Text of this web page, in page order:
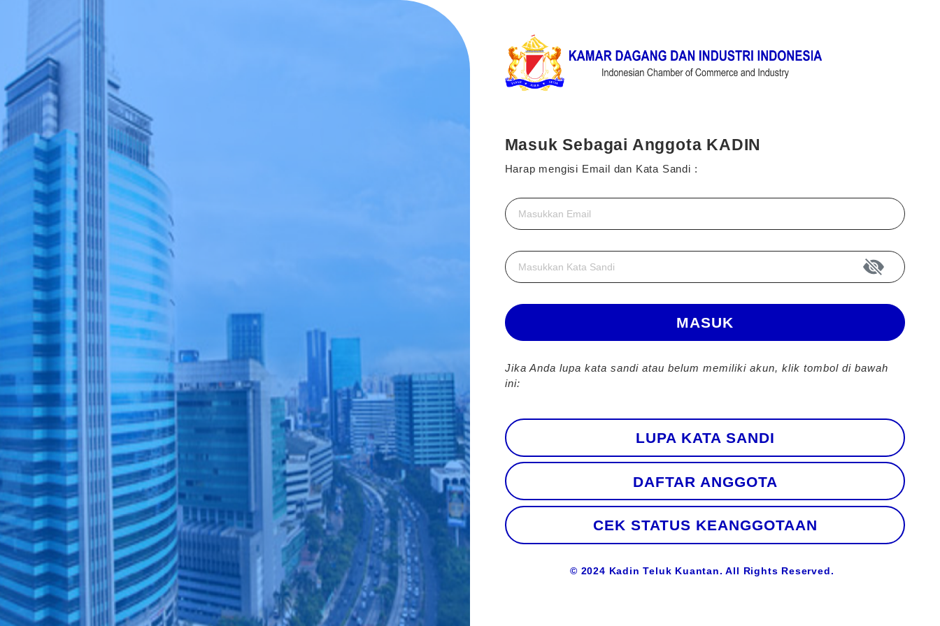
Masuk Sebagai Anggota KADIN
Harap mengisi Email dan Kata Sandi :
MASUK
Jika Anda lupa kata sandi atau belum memiliki akun, klik tombol di bawah
ini:
LUPA KATA SANDI
DAFTAR ANGGOTA
CEK STATUS KEANGGOTAAN
© 2024 Kadin Teluk Kuantan. All Rights Reserved.